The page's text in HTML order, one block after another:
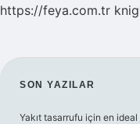
https://feya.com.tr
SON YAZILAR
Yakıt tasarrufu için en ideal